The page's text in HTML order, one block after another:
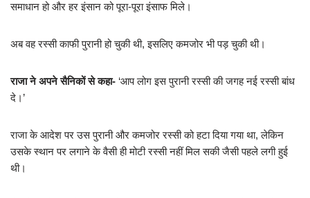
समाधान हो और हर इंसान को पूरा-पूरा इंसाफ मिले।
अब वह रस्सी काफी पुरानी हो चुकी थी, इसलिए कमजोर भी पड़ चुकी थी।
राजा ने अपने सैनिकों से कहा- ‘आप लोग इस पुरानी रस्सी की जगह नई रस्सी बांध
दे।’
राजा के आदेश पर उस पुरानी और कमजोर रस्सी को हटा दिया गया था, लेकिन
उसके स्थान पर लगाने के वैसी ही मोटी रस्सी नहीं मिल सकी जैसी पहले लगी हुई
थी।